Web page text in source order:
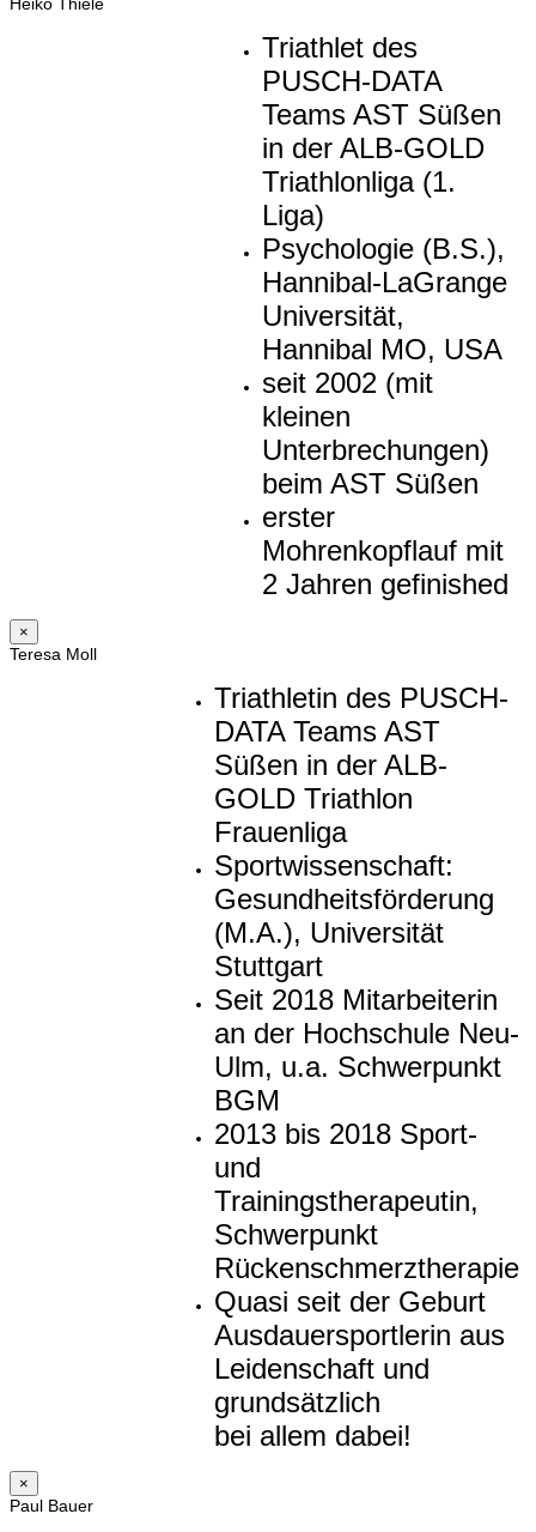
Triathlet des
PUSCH-DATA
Teams AST Süßen
in der ALB-GOLD
Triathlonliga (1.
Liga)
Psychologie (B.S.),
Hannibal-LaGrange
Universität,
Hannibal MO, USA
seit 2002 (mit
kleinen
Unterbrechungen)
beim AST Süßen
erster
Mohrenkopflauf mit
2 Jahren gefinished
×
Teresa Moll
Triathletin des PUSCH-
DATA Teams AST
Süßen in der ALB-
GOLD Triathlon
Frauenliga
Sportwissenschaft:
Gesundheitsförderung
(M.A.), Universität
Stuttgart
Seit 2018 Mitarbeiterin
an der Hochschule Neu-
Ulm, u.a. Schwerpunkt
BGM
2013 bis 2018 Sport-
und
Trainingstherapeutin,
Schwerpunkt
Rückenschmerztherapie
Quasi seit der Geburt
Ausdauersportlerin aus
Leidenschaft und
grundsätzlich
bei allem dabei!
×
Paul Bauer